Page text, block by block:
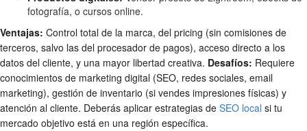
fotografía, o cursos online.
Ventajas: Control total de la marca, del pricing (sin comisiones de
terceros, salvo las del procesador de pagos), acceso directo a los
datos del cliente, y una mayor libertad creativa. Desafíos: Requiere
conocimientos de marketing digital (SEO, redes sociales, email
marketing), gestión de inventario (si vendes impresiones físicas) y
atención al cliente. Deberás aplicar estrategias de SEO local si tu
mercado objetivo está en una región específica.